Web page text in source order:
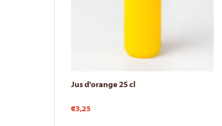
Jus d'orange 25 cl
€3,25